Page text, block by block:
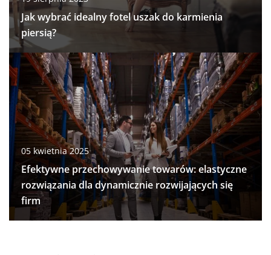
Jak wybrać idealny fotel uszak do karmienia
piersią?
05 kwietnia 2025
Efektywne przechowywanie towarów: elastyczne
rozwiązania dla dynamicznie rozwijających się
firm